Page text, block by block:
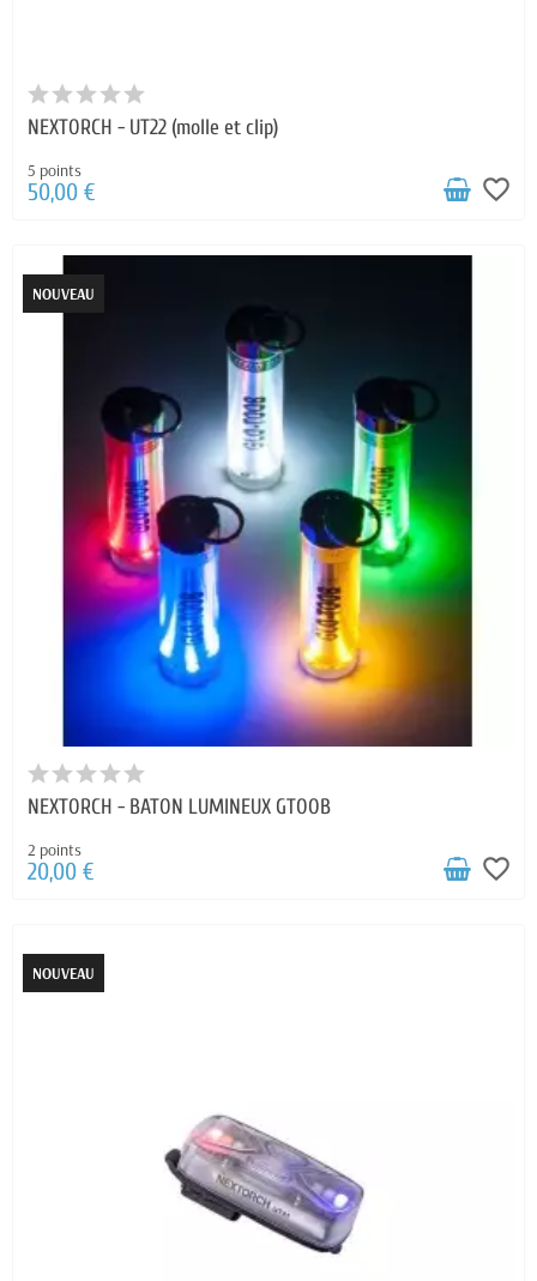
NEXTORCH - UT22 (molle et clip)
5 points
50,00 € favorite_border
NOUVEAU
NEXTORCH - BATON LUMINEUX GTOOB
2 points
20,00 € favorite_border
NOUVEAU